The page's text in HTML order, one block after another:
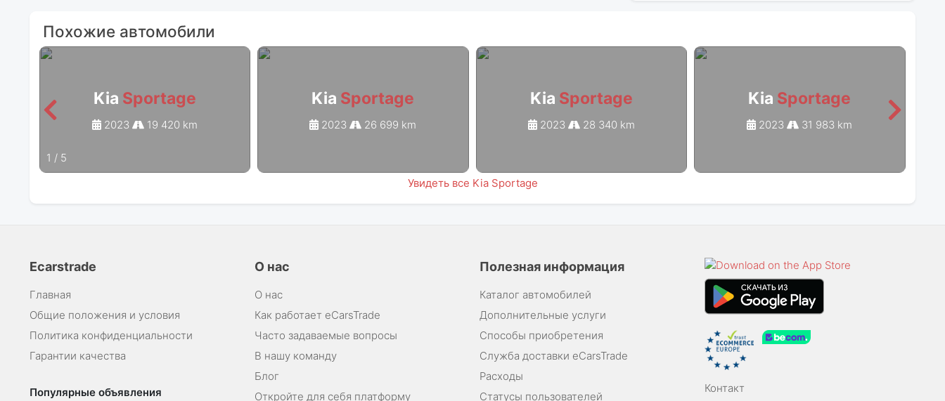
Похожие автомобили
Kia Sportage
2023 19 420 km
Kia Sportage
2023 26 699 km
Kia Sportage
2023 28 340 km
Kia Sportage
2023 31 983 km
1 / 5
Увидеть все Kia Sportage
Ecarstrade
Главная
Общие положения и условия
Политика конфиденциальности
Гарантии качества
Популярные объявления
О нас
О нас
Как работает eCarsTrade
Часто задаваемые вопросы
В нашу команду
Блог
Откройте для себя платформу
Полезная информация
Каталог автомобилей
Дополнительные услуги
Способы приобретения
Служба доставки eCarsTrade
Расходы
Статусы пользователей
Контакт